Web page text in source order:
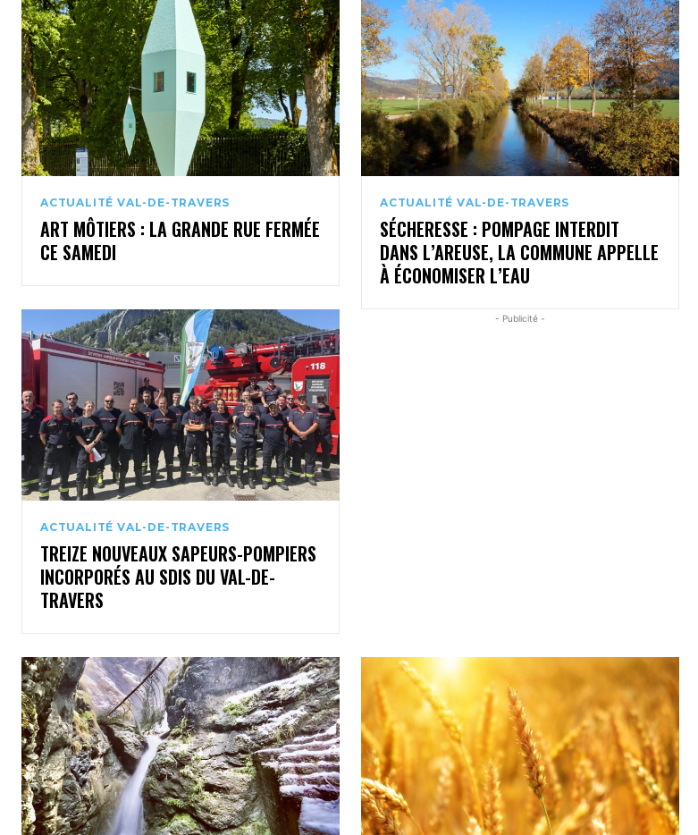
ACTUALITÉ VAL-DE-TRAVERS
ART MÔTIERS : LA GRANDE RUE FERMÉE
CE SAMEDI
ACTUALITÉ VAL-DE-TRAVERS
SÉCHERESSE : POMPAGE INTERDIT
DANS L’AREUSE, LA COMMUNE APPELLE
À ÉCONOMISER L’EAU
ACTUALITÉ VAL-DE-TRAVERS
TREIZE NOUVEAUX SAPEURS-POMPIERS
INCORPORÉS AU SDIS DU VAL-DE-
TRAVERS
- Publicité -